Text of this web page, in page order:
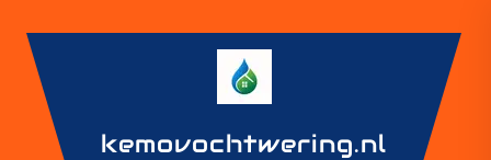
content
kemovochtwering.nl